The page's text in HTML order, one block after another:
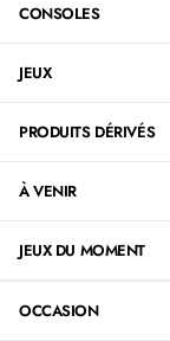
CONSOLES
JEUX
PRODUITS DÉRIVÉS
À VENIR
JEUX DU MOMENT
OCCASION